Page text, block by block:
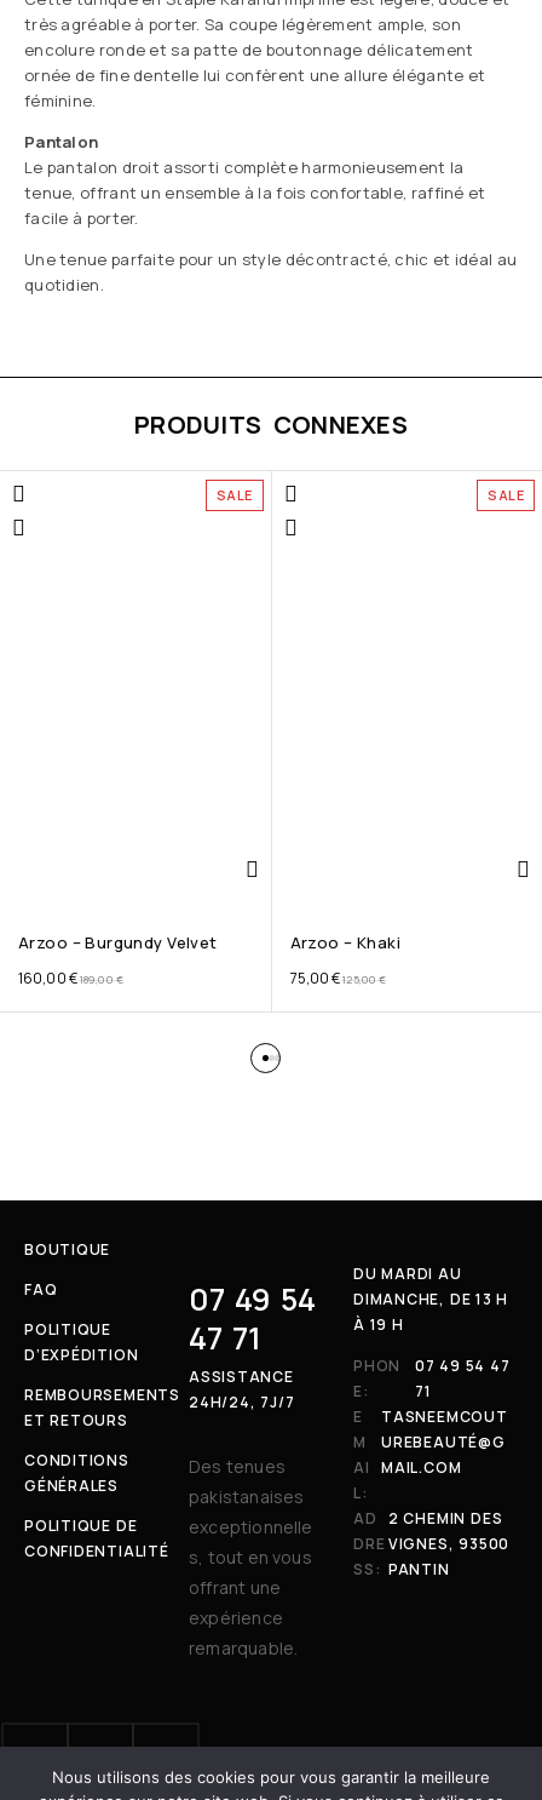
très agréable à porter. Sa coupe légèrement ample, son
encolure ronde et sa patte de boutonnage délicatement
ornée de fine dentelle lui confèrent une allure élégante et
féminine.
Pantalon
Le pantalon droit assorti complète harmonieusement la
tenue, offrant un ensemble à la fois confortable, raffiné et
facile à porter.
Une tenue parfaite pour un style décontracté, chic et idéal au
quotidien.
PRODUITS CONNEXES
SALE
Arzoo – Burgundy Velvet
189,00€
160,00€
SALE
Arzoo – Khaki
125,00€
75,00€
BOUTIQUE
FAQ
POLITIQUE
D’EXPÉDITION
REMBOURSEMENTS
ET RETOURS
CONDITIONS
GÉNÉRALES
POLITIQUE DE
CONFIDENTIALITÉ
07 49 54
47 71
ASSISTANCE
24H/24, 7J/7
Des tenues
pakistanaises
exceptionnelle
s, tout en vous
offrant une
expérience
remarquable.
DU MARDI AU
DIMANCHE, DE 13 H
À 19 H
PHON
E:
07 49 54 47
71
E
M
AI
L:
TASNEEMCOUT
UREBEAUTÉ@G
MAIL.COM
AD
DRE
SS:
2 CHEMIN DES
VIGNES, 93500
PANTIN
© 2025 Tasneem Couture & Beauté. Tous droits réservés. | Site
Nous utilisons des cookies pour vous garantir la meilleure